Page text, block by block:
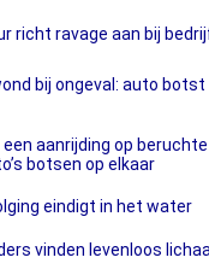
richt ravage aan bij
bij ongeval: auto
aanrijding op
botsen op elkaar
eindigt in het water
vinden levenloos